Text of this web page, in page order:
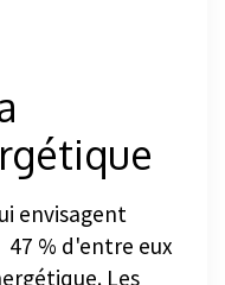
envisagent
% d'entre eux
Les
également un